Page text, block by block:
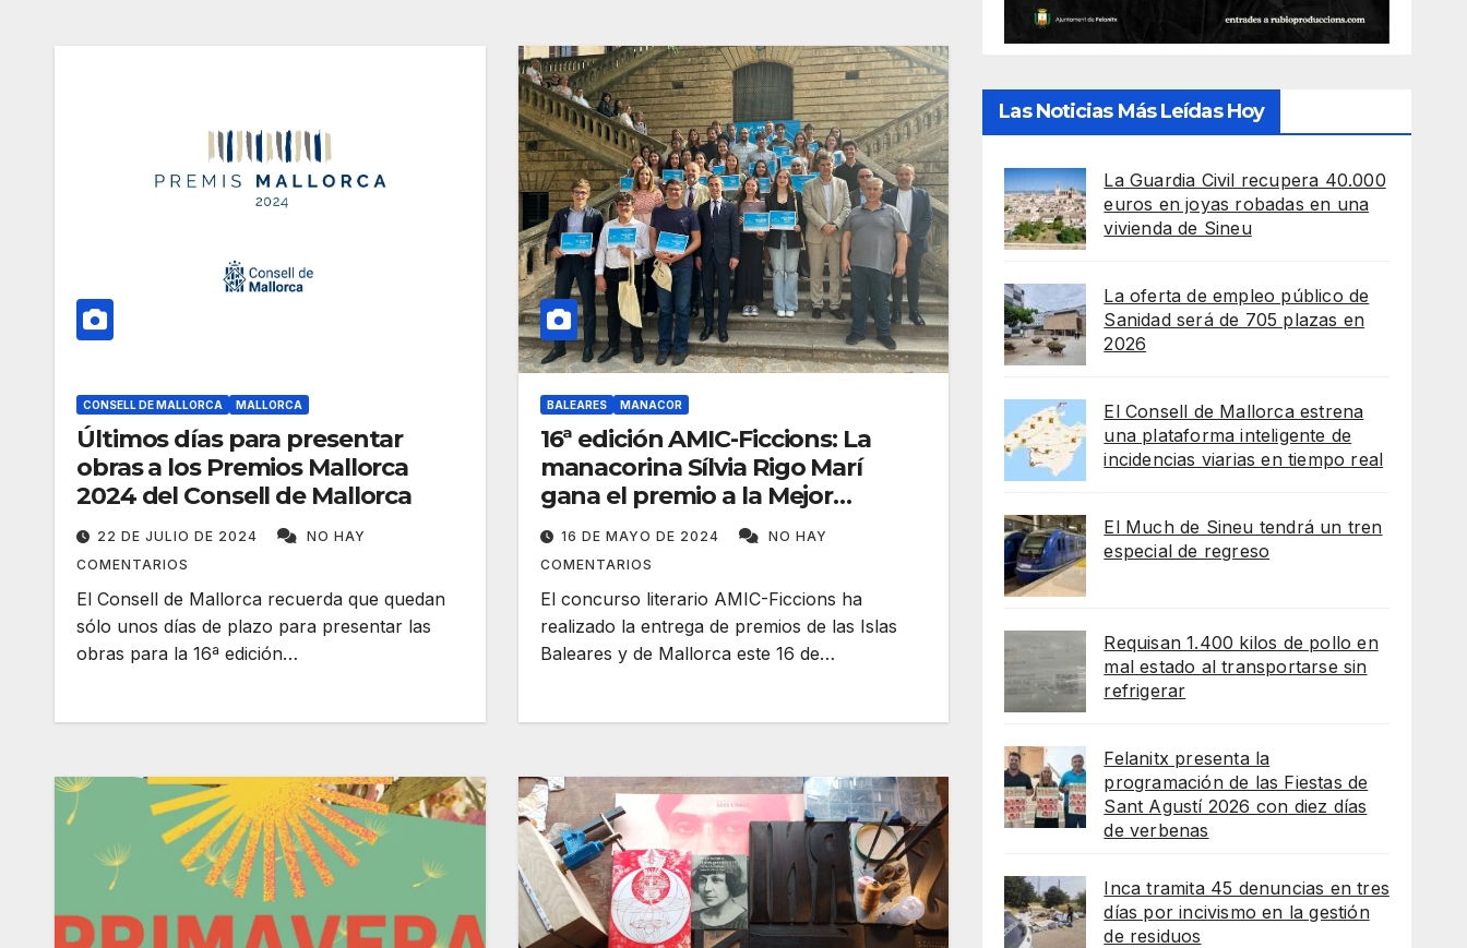
CONSELL DE MALLORCA MALLORCA
Últimos días para presentar
obras a los Premios Mallorca
2024 del Consell de Mallorca
22 DE JULIO DE 2024
NO HAY
COMENTARIOS
El Consell de Mallorca recuerda que quedan
sólo unos días de plazo para presentar las
obras para la 16ª edición…
BALEARES MANACOR
16ª edición AMIC-Ficcions: La
manacorina Sílvia Rigo Marí
gana el premio a la Mejor
Historia de las Islas Baleares
16 DE MAYO DE 2024
NO HAY
COMENTARIOS
El concurso literario AMIC-Ficcions ha
realizado la entrega de premios de las Islas
Baleares y de Mallorca este 16 de…
Las Noticias Más Leídas Hoy
La Guardia Civil recupera 40.000
euros en joyas robadas en una
vivienda de Sineu
La oferta de empleo público de
Sanidad será de 705 plazas en
2026
El Consell de Mallorca estrena
una plataforma inteligente de
incidencias viarias en tiempo real
El Much de Sineu tendrá un tren
especial de regreso
Requisan 1.400 kilos de pollo en
mal estado al transportarse sin
refrigerar
Felanitx presenta la
programación de las Fiestas de
Sant Agustí 2026 con diez días
de verbenas
Inca tramita 45 denuncias en tres
días por incivismo en la gestión
de residuos